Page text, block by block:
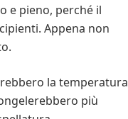
e pieno, perché il
Appena non
la temperatura
più